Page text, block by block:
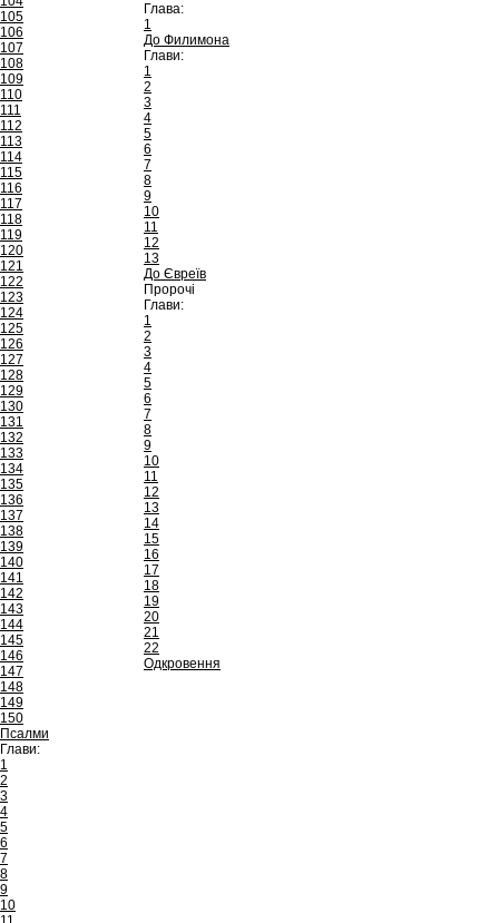
105
106
107
108
109
110
111
112
113
114
115
116
117
118
119
120
121
122
123
124
125
126
127
128
129
130
131
132
133
134
135
136
137
138
139
140
141
142
143
144
145
146
147
148
149
150
Псалми
Глави:
1
2
3
4
5
6
7
8
9
10
Глава:
1
До Филимона
Глави:
1
2
3
4
5
6
7
8
9
10
11
12
13
До Євреїв
Пророчі
Глави:
1
2
3
4
5
6
7
8
9
10
11
12
13
14
15
16
17
18
19
20
21
22
Одкровення